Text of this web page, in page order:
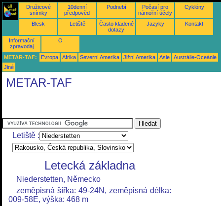
Družicové
snímky
10denní
předpověď
Podnebí
Počasí pro
námořní účely
Cyklóny
Blesk Letiště
Často kladené
dotazy
Jazyky Kontakt
Informační
zpravodaj
O
METAR-TAF: Evropa Afrika Severní Amerika Jižní Amerika Asie
Austrálie-Oceánie
Jiné
METAR-TAF
Letiště :
Letecká základna
Niederstetten, Německo
zeměpisná šířka: 49-24N, zeměpisná délka:
009-58E, výška: 468 m